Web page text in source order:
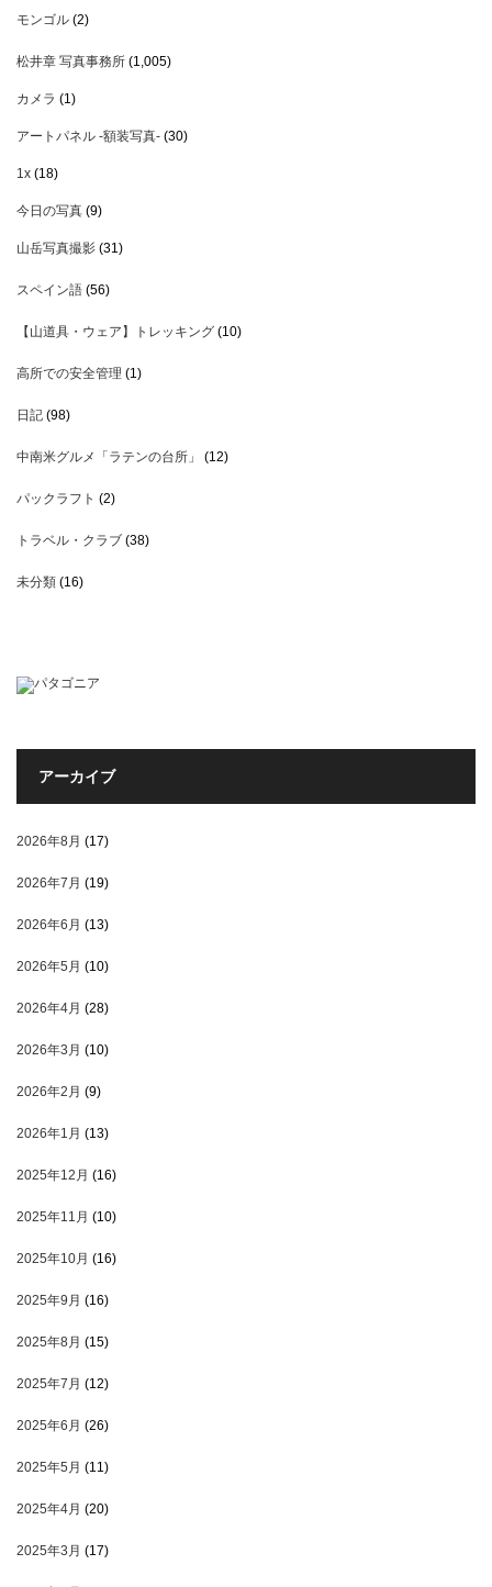
モンゴル (2)
松井章 写真事務所 (1,005)
カメラ (1)
アートパネル -額装写真- (30)
1x (18)
今日の写真 (9)
山岳写真撮影 (31)
スペイン語 (56)
【山道具・ウェア】トレッキング (10)
高所での安全管理 (1)
日記 (98)
中南米グルメ「ラテンの台所」 (12)
パックラフト (2)
トラベル・クラブ (38)
未分類 (16)
アーカイブ
2026年8月 (17)
2026年7月 (19)
2026年6月 (13)
2026年5月 (10)
2026年4月 (28)
2026年3月 (10)
2026年2月 (9)
2026年1月 (13)
2025年12月 (16)
2025年11月 (10)
2025年10月 (16)
2025年9月 (16)
2025年8月 (15)
2025年7月 (12)
2025年6月 (26)
2025年5月 (11)
2025年4月 (20)
2025年3月 (17)